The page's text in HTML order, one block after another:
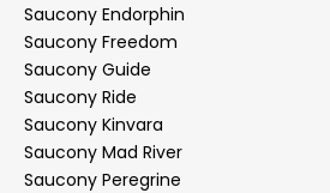
Saucony Endorphin
Saucony Freedom
Saucony Guide
Saucony Ride
Saucony Kinvara
Saucony Mad River
Saucony Peregrine